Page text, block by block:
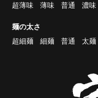
超薄味
薄味 普通 濃味
麺の太さ
超細麺
細麺 普通 太麺